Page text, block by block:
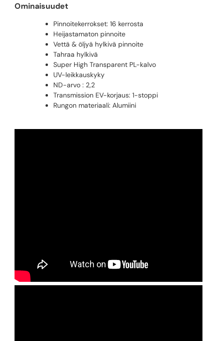
Ominaisuudet
Pinnoitekerrokset: 16 kerrosta
Heijastamaton pinnoite
Vettä & öljyä hylkivä pinnoite
Tahraa hylkivä
Super High Transparent PL-kalvo
UV-leikkauskyky
ND-arvo : 2,2
Transmission EV-korjaus: 1-stoppi
Rungon materiaali: Alumiini